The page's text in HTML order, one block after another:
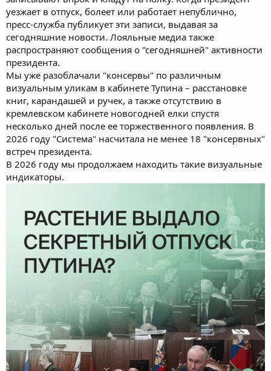
уезжает в отпуск, болеет или работает непублично,
пресс-служба публикует эти записи, выдавая за
сегодняшние новости. Лояльные медиа также
распространяют сообщения о "сегодняшней" активности
президента.
Мы уже разоблачали "консервы" по различным
визуальным уликам в кабинете Тупина – расстановке
книг, карандашей и ручек, а также отсутствию в
кремлевском кабинете новогодней елки спустя
несколько дней после ее торжественного появления. В
2026 году "Система" насчитала не менее 18 "консервных"
встреч президента.
В 2026 году мы продолжаем находить такие визуальные
индикаторы.